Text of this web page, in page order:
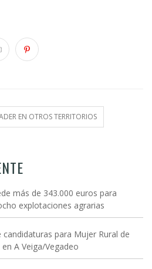
EN OTROS TERRITORIOS
más de 343.000 euros para
explotaciones agrarias
para Mujer Rural de
A Veiga/Vegadeo